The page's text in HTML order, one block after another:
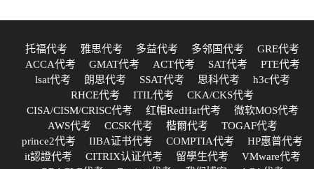
托福代考 雅思代考 多益代考 多邻国代考
GRE代考
ACCA代考
GMAT代考 ACT代考 SAT代考
PTE代考
lsat代考
朗思代考 SSAT代考 思科代考
h3c代考
RHCE代考
ITIL代考
CKA/CKS代考
CISA/CISM/CRISC代考
红帽RedHat代考
微软MOS代考
AWS代考
CCSK代考 楷爾代考
TOGAF代考
prince2代考
IIBA证书代考 COMPTIA代考
HP惠普代考
it認證代考
CITRIX认证代考 留學生代考
VMware代考